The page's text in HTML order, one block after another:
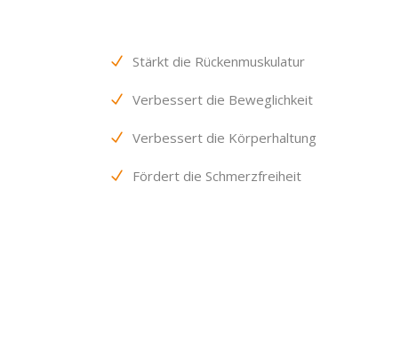
Stärkt die Rückenmuskulatur
Verbessert die Beweglichkeit
Verbessert die Körperhaltung
Fördert die Schmerzfreiheit